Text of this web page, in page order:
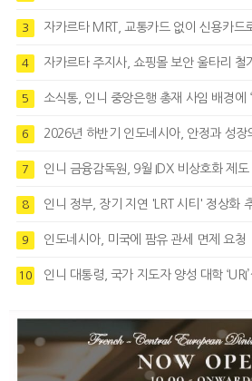
3 자카르타 MRT, 교통카드 없이 신용카드
4 자카르타 주지사, 쇼핑몰 보안 울타리
5 소식통, 인니 중앙은행 총재 사임 배경에
6 2026년 하반기 인도네시아, 안정과 성장
7 인니 금융감독원, 9월 IDX 비상호화 제도
8 인니 정부, 장기 지연 'LRT 시티' 정상화 추
9 인도네시아, 미국에 팜유 관세 면제 요청
10 인니 대통령, 국가 지도자 양성 대학